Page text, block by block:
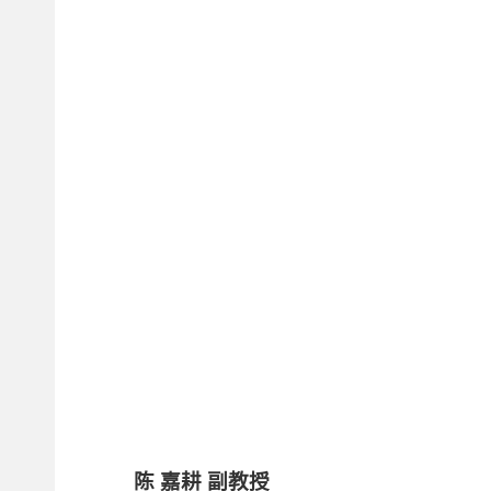
陈 嘉耕 副教授